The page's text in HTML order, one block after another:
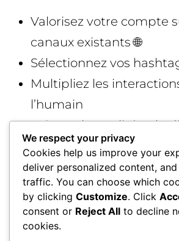
Valorisez votre compte
canaux existants 🌐
Sélectionnez vos
Multipliez les
l’humain
Soignez la qualité et la
contenus
Optimisez chaque
Gardez une cadence
publication
Collaborez avec des
We respect your privacy
Cookies help us improve your
deliver personalized content,
traffic. You can choose which
by clicking Customize. Click
consent or Reject All to decline
cookies.